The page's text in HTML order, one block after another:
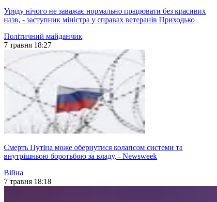
Уряду нічого не заважає нормально працювати без красивих
назв, - заступник міністра у справах ветеранів Приходько
Політичний майданчик
7 травня 18:27
Смерть Путіна може обернутися колапсом системи та
внутрішньою боротьбою за владу, - Newsweek
Війна
7 травня 18:18